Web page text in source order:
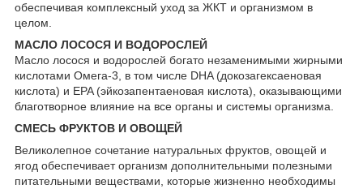
обеспечивая комплексный уход за ЖКТ и организмом в
целом.
МАСЛО ЛОСОСЯ И ВОДОРОСЛЕЙ
Масло лосося и водорослей богато незаменимыми жирными
кислотами Омега-3, в том числе DHA (докозагексаеновая
кислота) и EPA (эйкозапентаеновая кислота), оказывающими
благотворное влияние на все органы и системы организма.
СМЕСЬ ФРУКТОВ И ОВОЩЕЙ
Великолепное сочетание натуральных фруктов, овощей и
ягод обеспечивает организм дополнительными полезными
питательными веществами, которые жизненно необходимы